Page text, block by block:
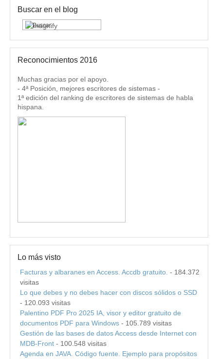
Buscar en el blog
Reconocimientos 2016
Muchas gracias por el apoyo.
- 4ª Posición, mejores escritores de sistemas -
1ª edición del ranking de escritores de sistemas de habla
hispana.
Lo más visto
Facturas y albaranes en Access. Accdb gratuito. - 184.372
visitas
Lo que debes y no debes hacer con discos sólidos o SSD
- 120.093 visitas
Palentino PDF Pro 2025 IA, visor y editor gratuito de
documentos PDF para Windows - 105.789 visitas
Gestión de las bases de datos Access desde Internet con
MDB-Front - 100.548 visitas
Agenda en JAVA. Código fuente. Ejemplo para propósitos